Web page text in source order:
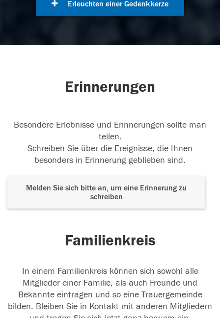
Erleuchten einer Gedenkkerze
Erinnerungen
Besondere Erlebnisse und Erinnerungen sollte man
teilen.
Schreiben Sie über die Ereignisse, die Ihnen
besonders in Erinnerung geblieben sind.
Melden Sie sich bitte an, um eine Erinnerung zu
schreiben
Familienkreis
In einem Familienkreis können sich sowohl alle
Mitglieder einer Familie, als auch Freunde und
Bekannte eintragen und so eine Trauergemeinde
bilden. Bleiben Sie in Kontakt mit anderen Mitgliedern